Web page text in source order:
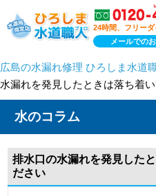
24時間、フリー
メールでの
広島の水漏れ修理 ひろしま水道
水漏れを発見したときは落ち着
水のコラム
排水口の水漏れを発見した
ださい